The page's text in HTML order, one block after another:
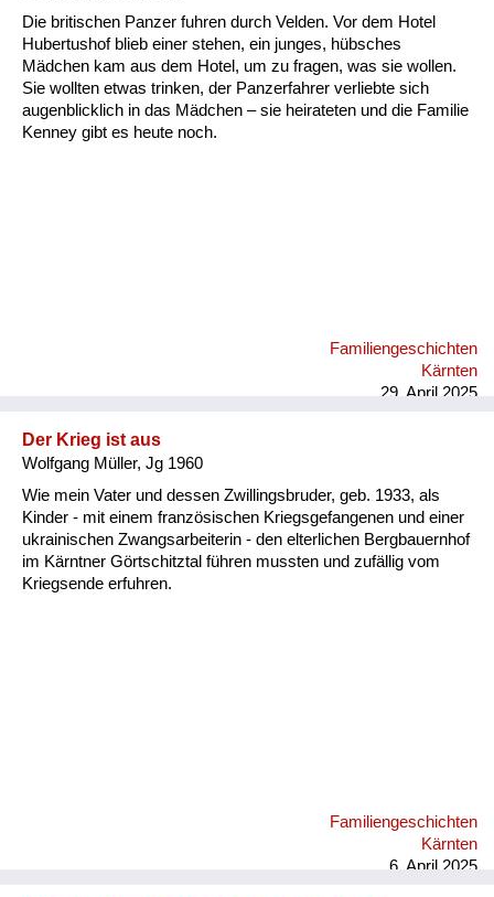
Die britischen Panzer fuhren durch Velden. Vor dem Hotel
Hubertushof blieb einer stehen, ein junges, hübsches
Mädchen kam aus dem Hotel, um zu fragen, was sie wollen.
Sie wollten etwas trinken, der Panzerfahrer verliebte sich
augenblicklich in das Mädchen – sie heirateten und die Familie
Kenney gibt es heute noch.
Familiengeschichten
Kärnten
29. April 2025
Der Krieg ist aus
Wolfgang Müller, Jg 1960
Wie mein Vater und dessen Zwillingsbruder, geb. 1933, als
Kinder - mit einem französischen Kriegsgefangenen und einer
ukrainischen Zwangsarbeiterin - den elterlichen Bergbauernhof
im Kärntner Görtschitztal führen mussten und zufällig vom
Kriegsende erfuhren.
Familiengeschichten
Kärnten
6. April 2025